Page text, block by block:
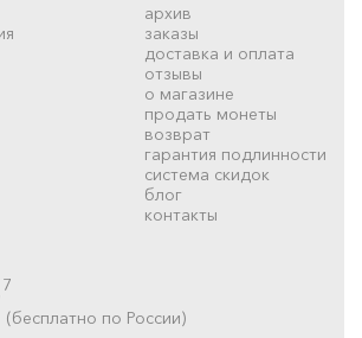
архив
заказы
доставка и оплата
отзывы
о магазине
продать монеты
возврат
гарантия подлинности
система скидок
блог
контакты
(бесплатно по России)